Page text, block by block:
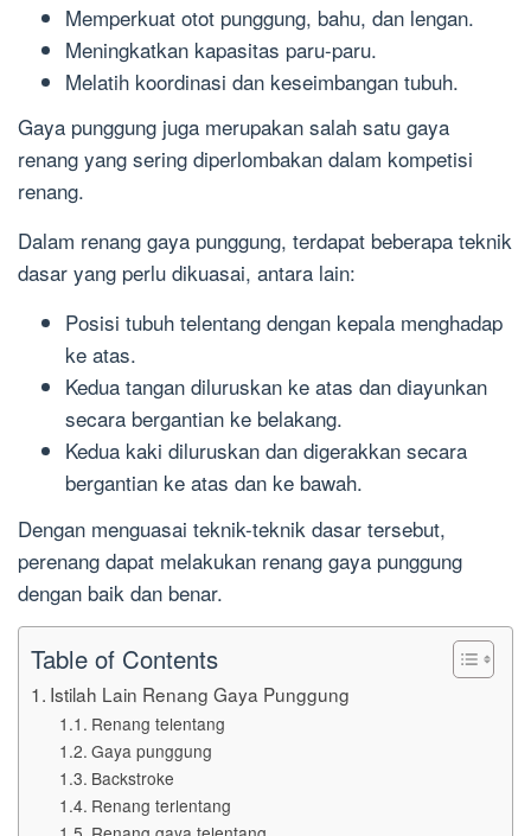
Memperkuat otot punggung, bahu, dan lengan.
Meningkatkan kapasitas paru-paru.
Melatih koordinasi dan keseimbangan tubuh.
Gaya punggung juga merupakan salah satu gaya
renang yang sering diperlombakan dalam kompetisi
renang.
Dalam renang gaya punggung, terdapat beberapa teknik
dasar yang perlu dikuasai, antara lain:
Posisi tubuh telentang dengan kepala menghadap
ke atas.
Kedua tangan diluruskan ke atas dan diayunkan
secara bergantian ke belakang.
Kedua kaki diluruskan dan digerakkan secara
bergantian ke atas dan ke bawah.
Dengan menguasai teknik-teknik dasar tersebut,
perenang dapat melakukan renang gaya punggung
dengan baik dan benar.
Table of Contents
Istilah Lain Renang Gaya Punggung
Renang telentang
Gaya punggung
Backstroke
Renang terlentang